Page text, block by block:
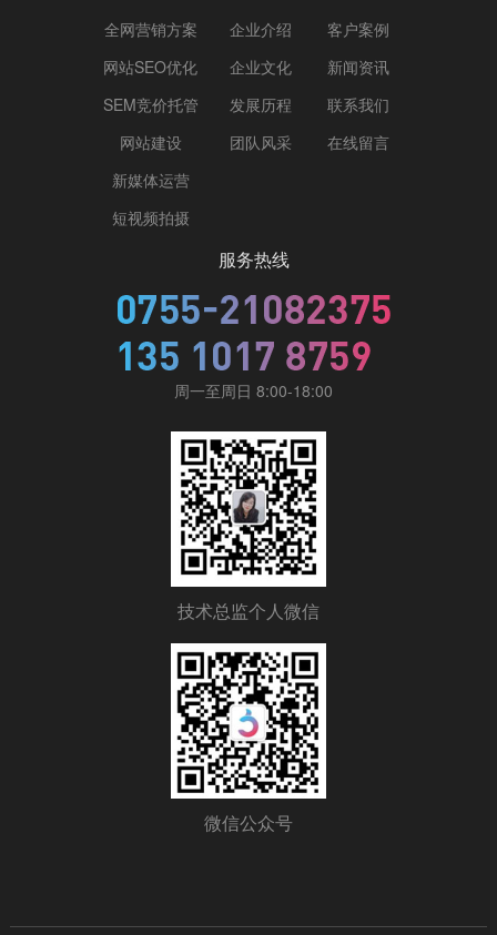
全网营销方案
网站SEO优化
SEM竞价托管
网站建设
新媒体运营
短视频拍摄
企业介绍
企业文化
发展历程
团队风采
客户案例
新闻资讯
联系我们
在线留言
服务热线
周一至周日 8:00-18:00
技术总监个人微信
微信公众号